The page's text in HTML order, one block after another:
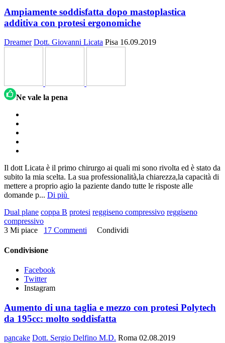
Ampiamente soddisfatta dopo mastoplastica
additiva con protesi ergonomiche
Dreamer Dott. Giovanni Licata Pisa 16.09.2019
Ne vale la pena
Il dott Licata è il primo chirurgo ai quali mi sono rivolta ed è stato da
subito la mia scelta. La sua professionalità,la chiarezza,la capacità di
mettere a proprio agio la paziente dando tutte le risposte alle
domande p... Di più
Dual plane coppa B protesi reggiseno compressivo reggiseno
compressivo
3 Mi piace 17 Commenti Condividi
Condivisione
Facebook
Twitter
Instagram
Aumento di una taglia e mezzo con protesi Polytech
da 195cc: molto soddisfatta
pancake Dott. Sergio Delfino M.D. Roma 02.08.2019